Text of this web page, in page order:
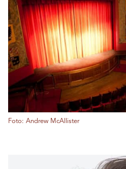
Foto: Andrew McAllister